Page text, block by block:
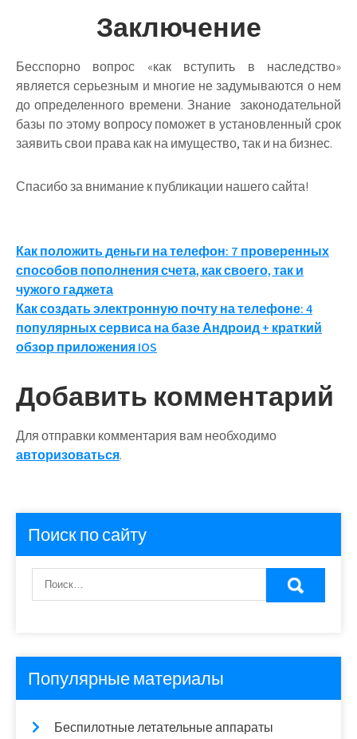
Заключение
Бесспорно вопрос «как вступить в наследство»
является серьезным и многие не задумываются о нем
до определенного времени. Знание законодательной
базы по этому вопросу поможет в установленный срок
заявить свои права как на имущество, так и на бизнес.
Спасибо за внимание к публикации нашего сайта!
Навигация
по
записям
Как положить деньги на телефон: 7 проверенных
способов пополнения счета, как своего, так и
чужого гаджета
Как создать электронную почту на телефоне: 4
популярных сервиса на базе Андроид + краткий
обзор приложения IOS
Добавить комментарий
Для отправки комментария вам необходимо
авторизоваться.
Поиск по сайту
Популярные материалы
Беспилотные летательные аппараты